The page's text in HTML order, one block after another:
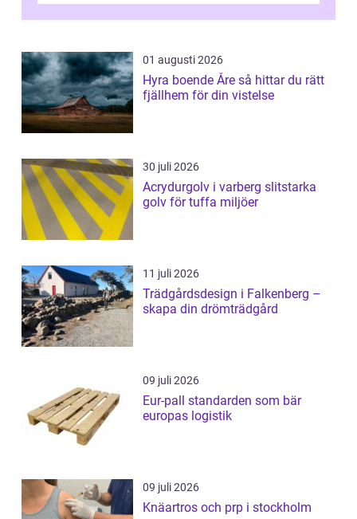
01 augusti 2026
Hyra boende Åre så hittar du rätt
fjällhem för din vistelse
30 juli 2026
Acrydurgolv i varberg slitstarka
golv för tuffa miljöer
11 juli 2026
Trädgårdsdesign i Falkenberg –
skapa din drömträdgård
09 juli 2026
Eur-pall standarden som bär
europas logistik
09 juli 2026
Knäartros och prp i stockholm